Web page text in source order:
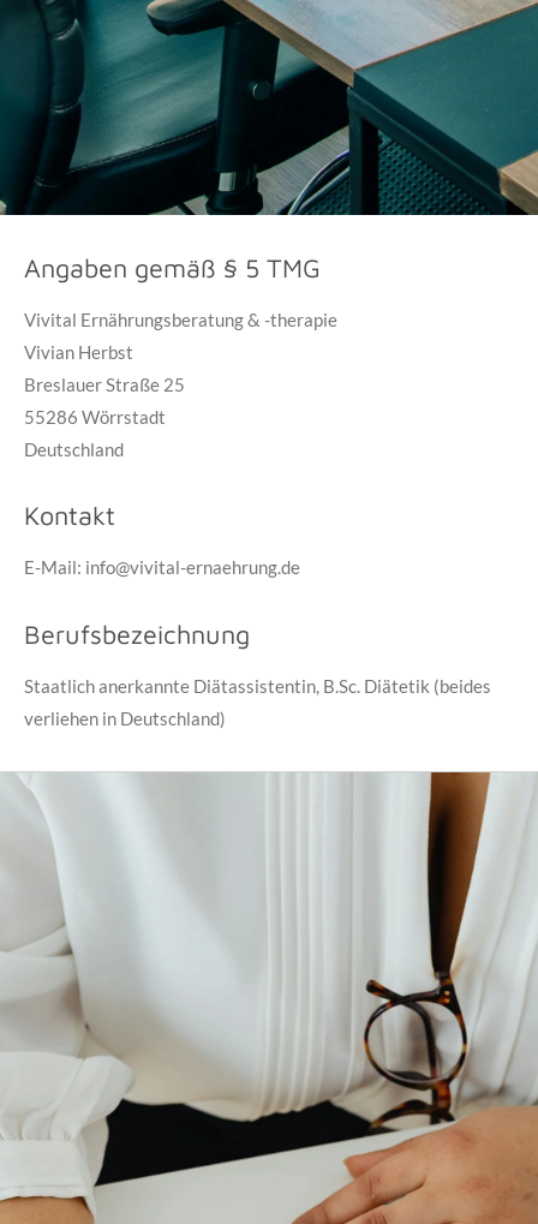
Angaben gemäß § 5 TMG
Vivital Ernährungsberatung & -therapie
Vivian Herbst
Breslauer Straße 25
55286 Wörrstadt
Deutschland
Kontakt
E-Mail: info@vivital-ernaehrung.de
Berufsbezeichnung
Staatlich anerkannte Diätassistentin, B.Sc. Diätetik (beides
verliehen in Deutschland)